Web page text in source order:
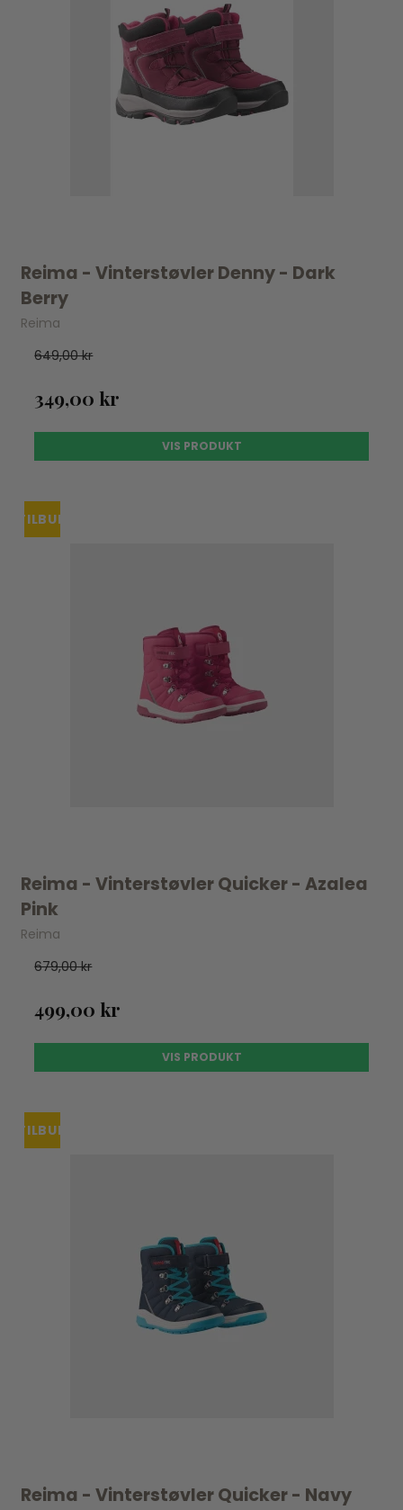
Reima - Vinterstøvler Denny - Dark
Berry
Reima
649,00 kr
349,00 kr
VIS PRODUKT
TILBUD
Reima - Vinterstøvler Quicker - Azalea
Pink
Reima
679,00 kr
499,00 kr
VIS PRODUKT
TILBUD
Reima - Vinterstøvler Quicker - Navy